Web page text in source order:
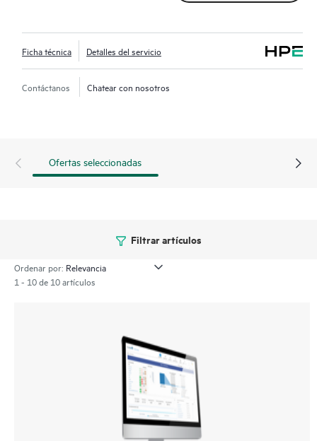
automatización y la integración con tus conjuntos actuales de
herramientas ITOM e ITSM. OpsRamp Software ayuda a los
equipos de operaciones de TI a alinearse con el negocio con el
objetivo de ofrecer innovación, tener una mejor capacidad de
gobernanza, tu equipo será más productivo a la hora de
respaldar objetivos empresariales más estratégicos. Centraliza
Ficha técnica Detalles del servicio
Contáctanos Chatear con nosotros
Ofertas seleccionadas
Filtrar artículos
Ordenar por:
1 - 10 de 10 artículos